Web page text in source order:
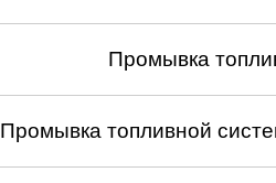
Промывка
Промывка топливной